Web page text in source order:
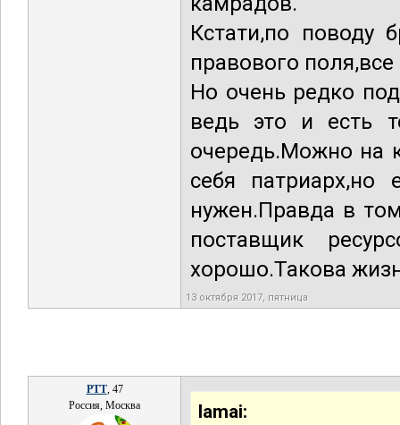
Кстати,по поводу
правового поля,все
Но очень редко
ведь это и есть
очередь.Можно на
себя
нужен.Правда в
поставщик
хорошо.Такова
13 октября 2017, пятница
РТТ, 47
Россия, Москва
lamai: